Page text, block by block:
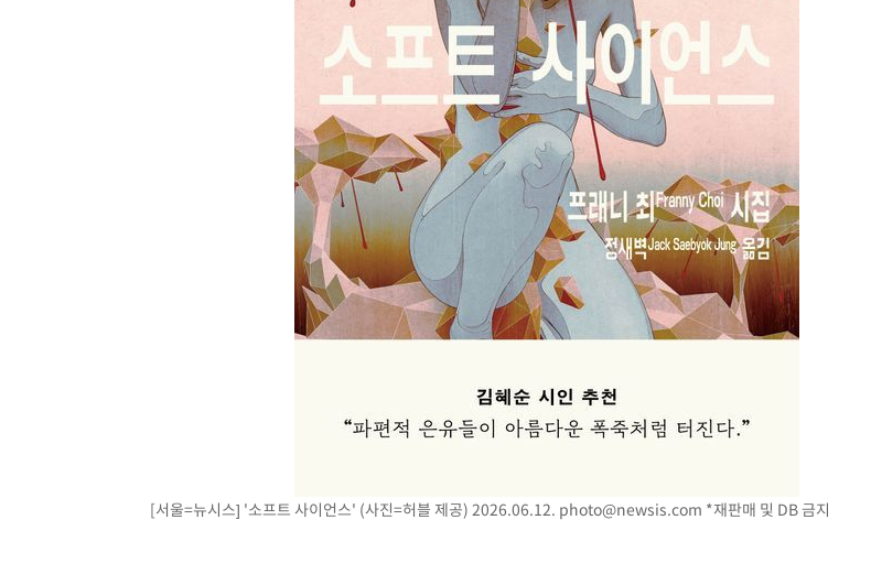
남자 농구, 나고야 아시안게임서 '홈팀' 일본과 한일전
여수 오동도 해상서 모터보트 전복…1명 사망·1명 실종
극한폭염 한풀 꺾이지만…'낮 최고 35도' 무더위, 열대야 계속[다음주
축구협회 "압수수색·성접대 논란 사과…쇄신의 기회로 삼겠다"
[속보]'압수수색·성접대 논란' 축구협회 "실망과 걱정 안겨드려 죄송"
'최고 37도' 폭염 지속…강원동해안 최대 150㎜ 비
[속보]뉴욕증시 상승 마감…S&P 0.6% 나스닥 1.3%↑
[서울=뉴시스] '소프트 사이언스' (사진=허블 제공) 2026.06.12. photo@newsis.com *재판매 및 DB 금지